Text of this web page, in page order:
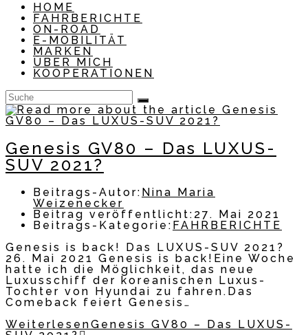
HOME
FAHRBERICHTE
ON-ROAD
E-MOBILITÄT
MARKEN
ÜBER MICH
KOOPERATIONEN
Genesis GV80 – Das LUXUS-
SUV 2021?
Beitrags-Autor: Nina Maria
Weizenecker
Beitrag veröffentlicht: 27. Mai 2021
Beitrags-Kategorie: FAHRBERICHTE
Genesis is back! Das LUXUS-SUV 2021?
26. Mai 2021 Genesis is back!Eine Woche
hatte ich die Möglichkeit, das neue
Luxusschiff der koreanischen Luxus-
Tochter von Hyundai zu fahren.Das
Comeback feiert Genesis…
WeiterlesenGenesis GV80 – Das LUXUS-